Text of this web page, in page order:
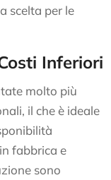
scelta per le
Inferiori
molto più
il che è ideale
fabbrica e
sono